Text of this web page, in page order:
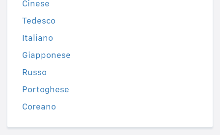
Cinese
Tedesco
Italiano
Giapponese
Russo
Portoghese
Coreano